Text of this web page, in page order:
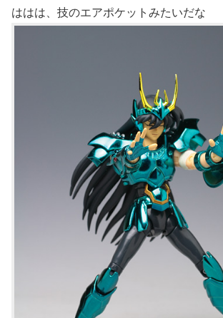
ははは、技のエアポケットみたいだな